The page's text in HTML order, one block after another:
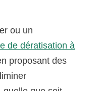
ou un
de dératisation à
proposant des